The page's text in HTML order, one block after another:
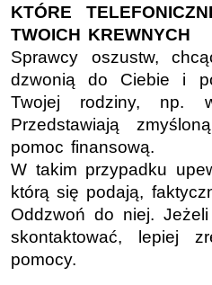
KTÓRE
TWOICH KREWNYCH
Sprawcy oszustw,
dzwonią do Ciebie i
Twojej rodziny, np.
Przedstawiają
pomoc finansową.
W takim przypadku
którą się podają,
Oddzwoń do niej.
skontaktować, lepiej
pomocy.